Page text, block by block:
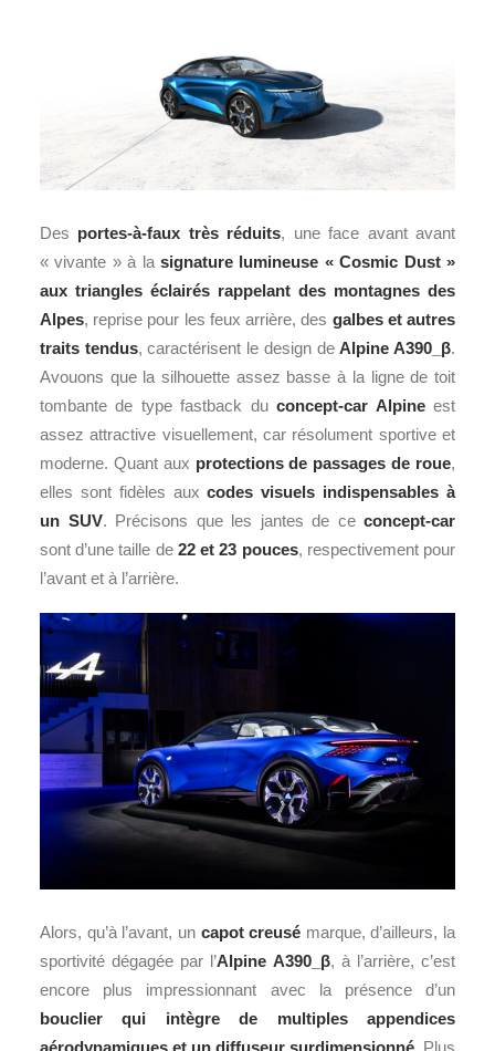
Des portes-à-faux très réduits, une face avant avant
« vivante » à la signature lumineuse « Cosmic Dust »
aux triangles éclairés rappelant des montagnes des
Alpes, reprise pour les feux arrière, des galbes et autres
traits tendus, caractérisent le design deAlpine A390_β.
Avouons que la silhouette assez basse à la ligne de toit
tombante de type fastback duconcept-car Alpineest
assez attractive visuellement, car résolument sportive et
moderne. Quant aux protections de passages de roue,
elles sont fidèles auxcodes visuels indispensables à
un SUV. Précisons que les jantes de ce concept-car
sont d’une taille de 22 et 23 pouces, respectivement pour
l’avant et à l’arrière.
Alors, qu’à l’avant, un capot creusé marque, d’ailleurs, la
sportivité dégagée par l’Alpine A390_β, à l’arrière, c’est
encore plus impressionnant avec la présence d’un
bouclier qui intègre de multiples appendices